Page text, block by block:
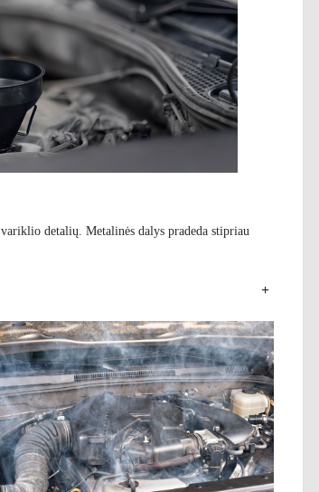
detalių. Metalinės dalys pradeda stipriau
+